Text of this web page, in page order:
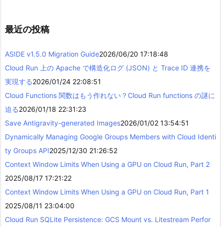
最近の投稿
ASIDE v1.5.0 Migration Guide2026/06/20 17:18:48
Cloud Run 上の Apache で構造化ログ (JSON) と Trace ID 連携を
実現する2026/01/24 22:08:51
Cloud Functions 関数はもう作れない？Cloud Run functions の謎に
迫る2026/01/18 22:31:23
Save Antigravity-generated Images2026/01/02 13:54:51
Dynamically Managing Google Groups Members with Cloud Identi
ty Groups API2025/12/30 21:26:52
Context Window Limits When Using a GPU on Cloud Run, Part 2
2025/08/17 17:21:22
Context Window Limits When Using a GPU on Cloud Run, Part 1
2025/08/11 23:04:00
Cloud Run SQLite Persistence: GCS Mount vs. Litestream Perfor